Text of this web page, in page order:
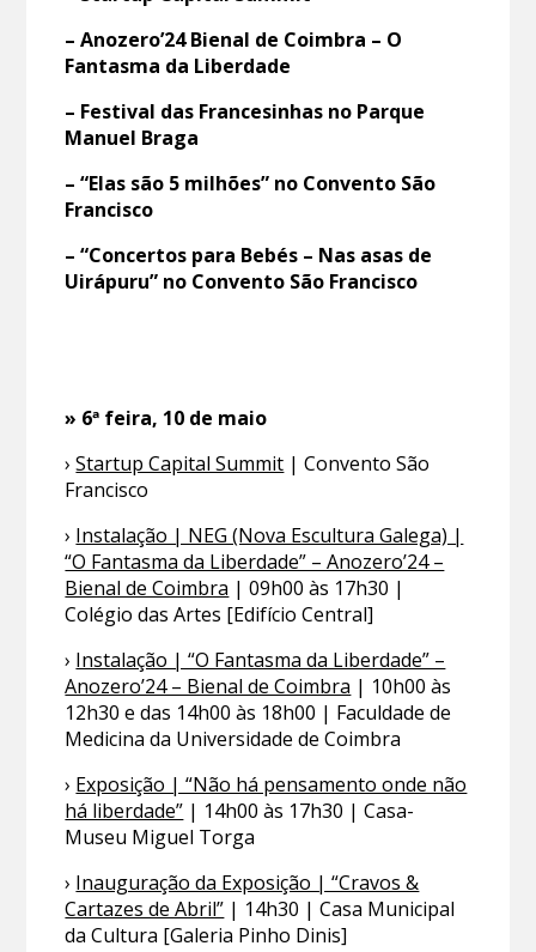
– Anozero’24 Bienal de Coimbra – O
Fantasma da Liberdade
– Festival das Francesinhas no Parque
Manuel Braga
–“Elas são 5 milhões” no Convento São
Francisco
– “Concertos para Bebés – Nas asas de
Uirápuru” no Convento São Francisco
» 6ª feira, 10 de maio
›Startup Capital Summit | Convento São
Francisco
› Instalação | NEG (Nova Escultura Galega) |
“O Fantasma da Liberdade” – Anozero’24 –
Bienal de Coimbra | 09h00 às 17h30 |
Colégio das Artes [Edifício Central]
› Instalação | “O Fantasma da Liberdade” –
Anozero’24 – Bienal de Coimbra | 10h00 às
12h30 e das 14h00 às 18h00 | Faculdade de
Medicina da Universidade de Coimbra
› Exposição | “Não há pensamento onde não
há liberdade” | 14h00 às 17h30 | Casa-
Museu Miguel Torga
› Inauguração da Exposição | “Cravos &
Cartazes de Abril” | 14h30 | Casa Municipal
da Cultura [Galeria Pinho Dinis]